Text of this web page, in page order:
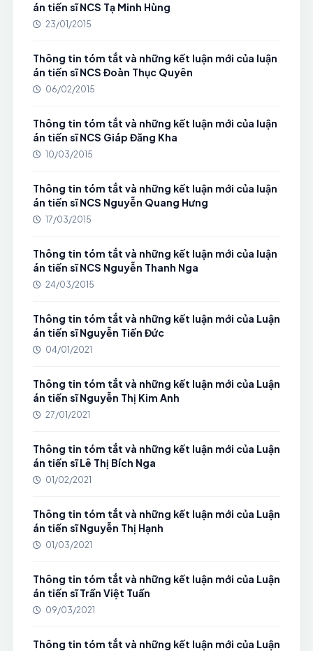
án tiến sĩ NCS Tạ Minh Hùng
23/01/2015
Thông tin tóm tắt và những kết luận mới của luận
án tiến sĩ NCS Đoàn Thục Quyên
06/02/2015
Thông tin tóm tắt và những kết luận mới của luận
án tiến sĩ NCS Giáp Đăng Kha
10/03/2015
Thông tin tóm tắt và những kết luận mới của luận
án tiến sĩ NCS Nguyễn Quang Hưng
17/03/2015
Thông tin tóm tắt và những kết luận mới của luận
án tiến sĩ NCS Nguyễn Thanh Nga
24/03/2015
Thông tin tóm tắt và những kết luận mới của Luận
án tiến sĩ Nguyễn Tiến Đức
04/01/2021
Thông tin tóm tắt và những kết luận mới của Luận
án tiến sĩ Nguyễn Thị Kim Anh
27/01/2021
Thông tin tóm tắt và những kết luận mới của Luận
án tiến sĩ Lê Thị Bích Nga
01/02/2021
Thông tin tóm tắt và những kết luận mới của Luận
án tiến sĩ Nguyễn Thị Hạnh
01/03/2021
Thông tin tóm tắt và những kết luận mới của Luận
án tiến sĩ Trần Việt Tuấn
09/03/2021
Thông tin tóm tắt và những kết luận mới của Luận